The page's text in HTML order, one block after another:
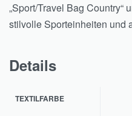
„Sport/Travel Bag Country“
stilvolle Sporteinheiten und
Details
TEXTILFARBE